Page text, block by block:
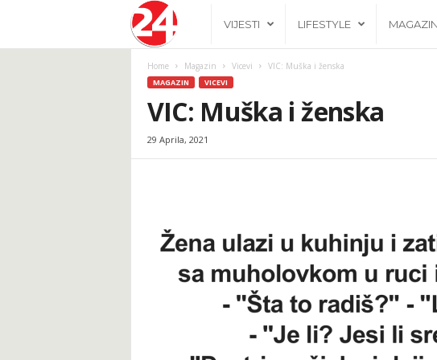
VIJESTI LIFESTYLE MAGAZIN
Home Magazin Vicevi VIC: Muška i ženska
MAGAZIN VICEVI
VIC: Muška i ženska
29 Aprila, 2021